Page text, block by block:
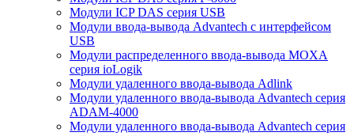
Модули ICP DAS серия USB
Модули ввода-вывода Advantech с интерфейсом
USB
Модули распределенного ввода-вывода MOXA
серия ioLogik
Модули удаленного ввода-вывода Adlink
Модули удаленного ввода-вывода Advantech серия
ADAM-4000
Модули удаленного ввода-вывода Advantech серия